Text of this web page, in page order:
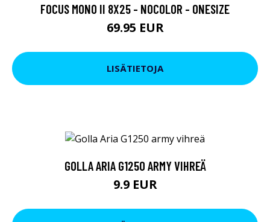
FOCUS MONO II 8X25 - NOCOLOR - ONESIZE
69.95 EUR
LISÄTIETOJA
GOLLA ARIA G1250 ARMY VIHREÄ
9.9 EUR